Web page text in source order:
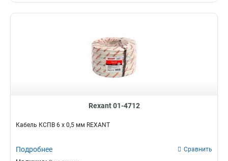
Rexant 01-4712
Кабель КСПВ 6 х 0,5 мм REXANT
Подробнее Сравнить